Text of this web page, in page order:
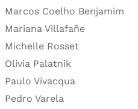
Marcos Coelho Benjamim
Mariana Villafañe
Michelle Rosset
Olívia Palatnik
Paulo Vivacqua
Pedro Varela